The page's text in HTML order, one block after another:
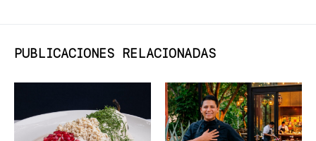
PUBLICACIONES RELACIONADAS